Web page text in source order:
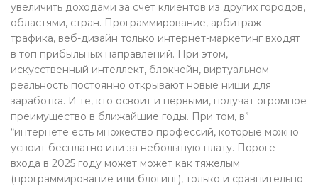
увеличить доходами за счет клиентов из других городов,
областями, стран. Программирование, арбитраж
трафика, веб-дизайн только интернет-маркетинг входят
в топ прибыльных направлений. При этом,
искусственный интеллект, блокчейн, виртуальном
реальность постоянно открывают новые ниши для
заработка. И те, кто освоит и первыми, получат огромное
преимущество в ближайшие годы. При том, в”
“интернете есть множество профессий, которые можно
усвоит бесплатно или за небольшую плату. Пороге
входа в 2025 году может может как тяжелым
(программирование или блогинг), только и сравнительно